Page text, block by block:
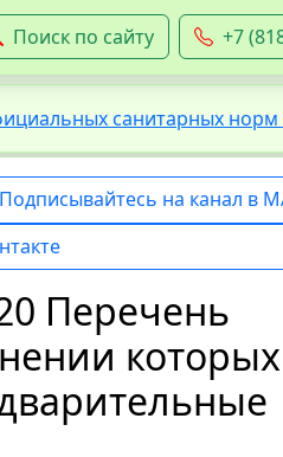
Поиск по сайту +7
санитарных норм
Подписывайтесь на канал в
Перечень
которых